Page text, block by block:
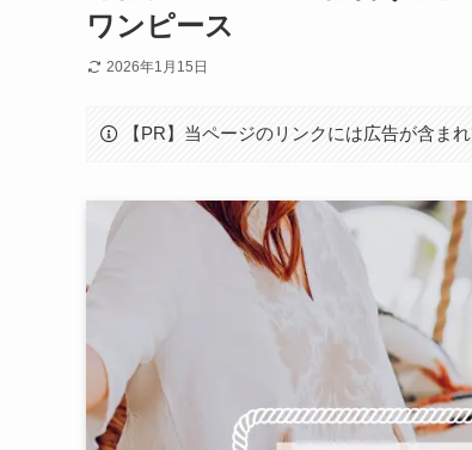
ワンピース
2026年1月15日
【PR】当ページのリンクには広告が含まれ